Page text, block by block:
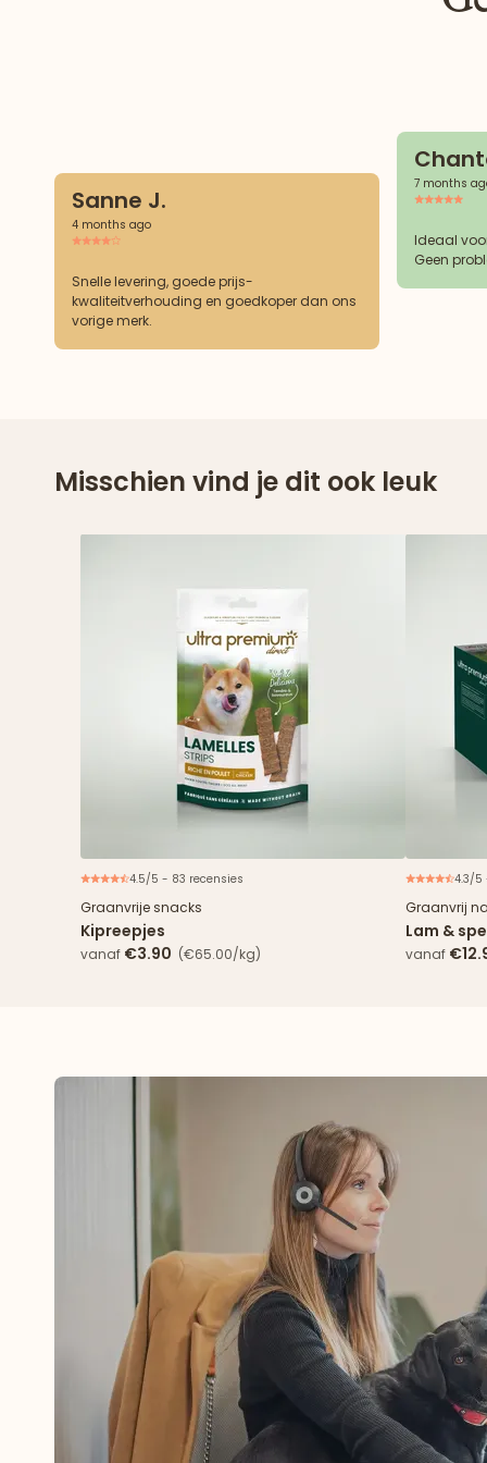
Sanne J.
4 months ago
Snelle levering, goede prijs-
kwaliteitverhouding en goedkoper dan ons
vorige merk.
7 months
Ideaal
Geen
Misschien vind je dit ook leuk
4.5/5 - 83 recensies
Graanvrije snacks
Kipreepjes
vanaf €3.90 (€65.00/kg)
4.3/5
Graanvrij
Lam &
vanaf